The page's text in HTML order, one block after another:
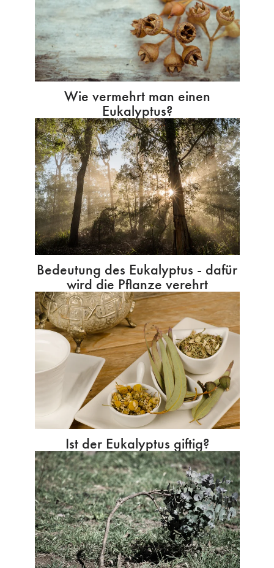
Wie vermehrt man einen
Eukalyptus?
Bedeutung des Eukalyptus - dafür
wird die Pflanze verehrt
Ist der Eukalyptus giftig?